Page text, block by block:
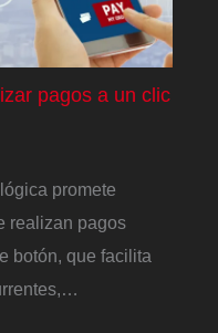
pagos a un clic
promete
realizan pagos
botón, que facilita